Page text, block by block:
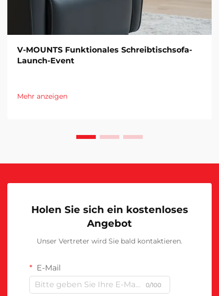
V-MOUNTS Funktionales Schreibtischsofa-
Launch-Event
Mehr anzeigen
Holen Sie sich ein kostenloses
Angebot
Unser Vertreter wird Sie bald kontaktieren.
E-Mail
0/100